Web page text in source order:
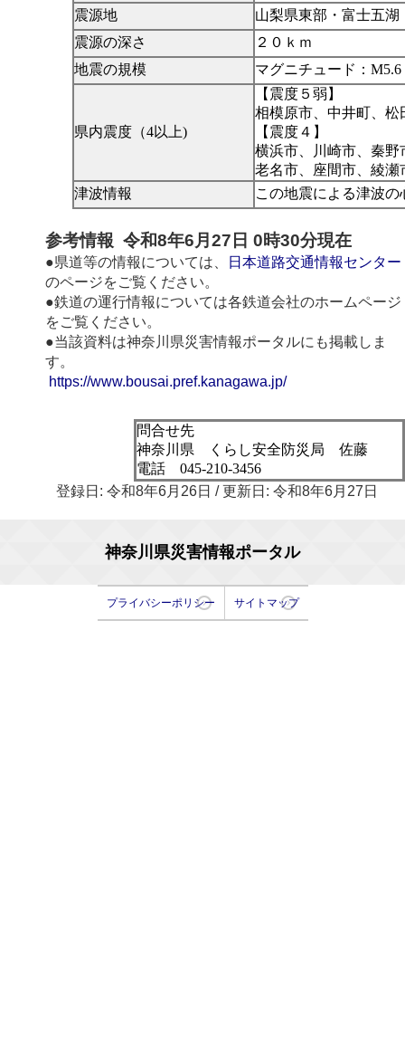
震源地
山梨県東部・富士五湖
震源の深さ
２０ｋｍ
地震の規模
マグニチュード：
県内震度（4以上)
【震度５弱】
相模原市、中井町、松
【震度４】
横浜市、川崎市、秦
老名市、座間市、綾瀬
津波情報
この地震による津波
参考情報 令和8年6月27日 0時30分現在
●県道等の情報については、
日本道路交通情報センター
のページをご覧ください。
●鉄道の運行情報については各鉄道会社のホームページ
をご覧ください。
●当該資料は神奈川県災害情報ポータルにも掲載しま
す。
https://www.bousai.pref.kanagawa.jp/
問合せ先
神奈川県 くらし安全防災局 佐藤
電話 045-210-3456
登録日: 令和8年6月26日 / 更新日: 令和8年6月27日
神奈川県災害情報ポータル
プライバシーポリシー サイトマップ